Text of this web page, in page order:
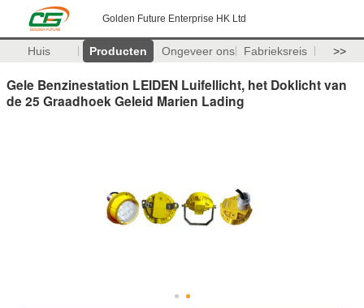
Golden Future Enterprise HK Ltd
Huis Producten Ongeveer ons Fabrieksreis >>
Gele Benzinestation LEIDEN Luifellicht, het Doklicht van
de 25 Graadhoek Geleid Marien Lading